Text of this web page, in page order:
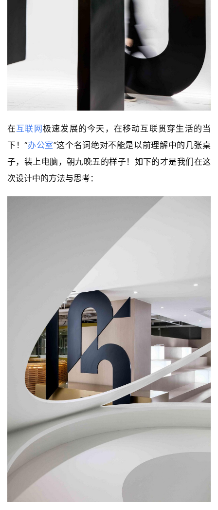
在互联网极速发展的今天，在移动互联贯穿生活的当
下！“办公室”这个名词绝对不能是以前理解中的几张桌
子，装上电脑，朝九晚五的样子！如下的才是我们在这
次设计中的方法与思考：